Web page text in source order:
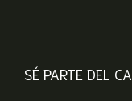
SÉ PARTE DEL